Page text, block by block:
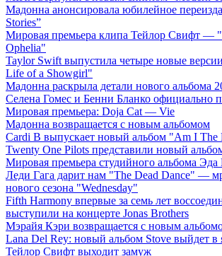
Мадонна анонсировала юбилейное
Stories”
Мировая премьера клипа Тейлор Свифт —
Ophelia"
Taylor Swift выпустила четыре новые
Life of a Showgirl"
Мадонна раскрыла детали нового альбома
Селена Гомес и Бенни Бланко официально
Мировая премьера: Doja Cat — Vie
Мадонна возвращается с новым альбомом
Cardi B выпускает новый альбом "Am I The
Twenty One Pilots представили новый
Мировая премьера студийного альбома
Леди Гага дарит нам "The Dead Dance" —
нового сезона "Wednesday"
Fifth Harmony впервые за семь лет
выступили на концерте Jonas Brothers
Мэрайя Кэри возвращается с новым
Lana Del Rey: новый альбом Stove выйдет в
Тейлор Свифт выходит замуж